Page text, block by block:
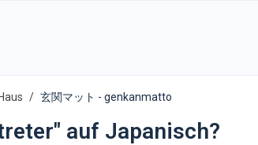
Haus 玄関マット - genkanmatto
auf Japanisch?